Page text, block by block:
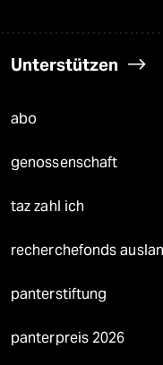
Unterstützen
abo
genossenschaft
taz zahl ich
recherchefonds
panterstiftung
panterpreis 2026